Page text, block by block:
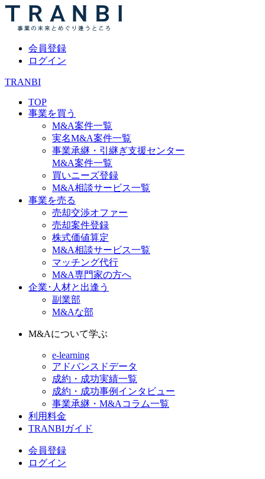
会員登録
ログイン
TRANBI
TOP
事業を買う
M&A案件一覧
実名M&A案件一覧
事業承継・引継ぎ支援センター
M&A案件一覧
買いニーズ登録
M&A相談サービス一覧
事業を売る
売却交渉オファー
売却案件登録
株式価値算定
M&A相談サービス一覧
マッチング代行
M&A専門家の方へ
企業･人材と出逢う
副業部
M&Aな部
M&Aについて学ぶ
e-learning
アドバンスドデータ
成約・成功実績一覧
成約・成功事例インタビュー
事業承継・M&Aコラム一覧
利用料金
TRANBIガイド
会員登録
ログイン